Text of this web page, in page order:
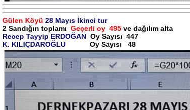
Gülen Köyü 28 Mayıs İkinci tur
2 Sandığın toplamı Geçerli oy 495ve dağılım alta
Recep Tayyip ERDOĞANOy Sayısı 447
K. KILIÇDAROĞLUOy Sayısı 48